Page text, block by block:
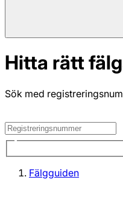
Hitta rätt
Sök med
Fälgguiden